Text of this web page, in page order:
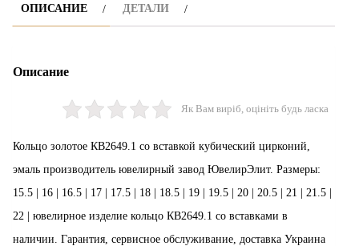
ОПИСАНИЕ ДЕТАЛИ
Описание
Як Вам виріб, оцініть будь ласка
Кольцо золотое КВ2649.1 со вставкой кубический цирконий,
эмаль производитель ювелирный завод ЮвелирЭлит. Размеры:
15.5 | 16 | 16.5 | 17 | 17.5 | 18 | 18.5 | 19 | 19.5 | 20 | 20.5 | 21 | 21.5 |
22 | ювелирное изделие кольцо КВ2649.1 со вставками в
наличии. Гарантия, сервисное обслуживание, доставка Украина